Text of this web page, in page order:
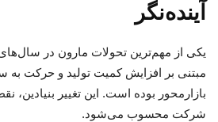
آینده‌نگر
یکی از مهم‌ترین تحولات مارون در
مبتنی بر افزایش کمیت تولید و حرکت
بازارمحور بوده است. این تغییر بنیادین،
شرکت محسوب می‌شود.